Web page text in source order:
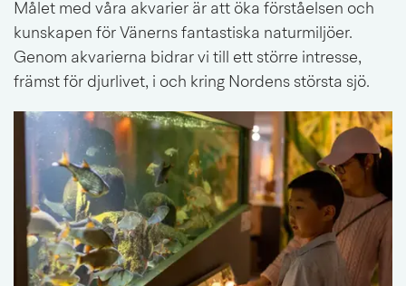
Målet med våra akvarier är att öka förståelsen och
kunskapen för Vänerns fantastiska naturmiljöer.
Genom akvarierna bidrar vi till ett större intresse,
främst för djurlivet, i och kring Nordens största sjö.